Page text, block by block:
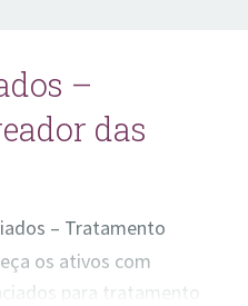
–
das
– Tratamento
os ativos com
para tratamento